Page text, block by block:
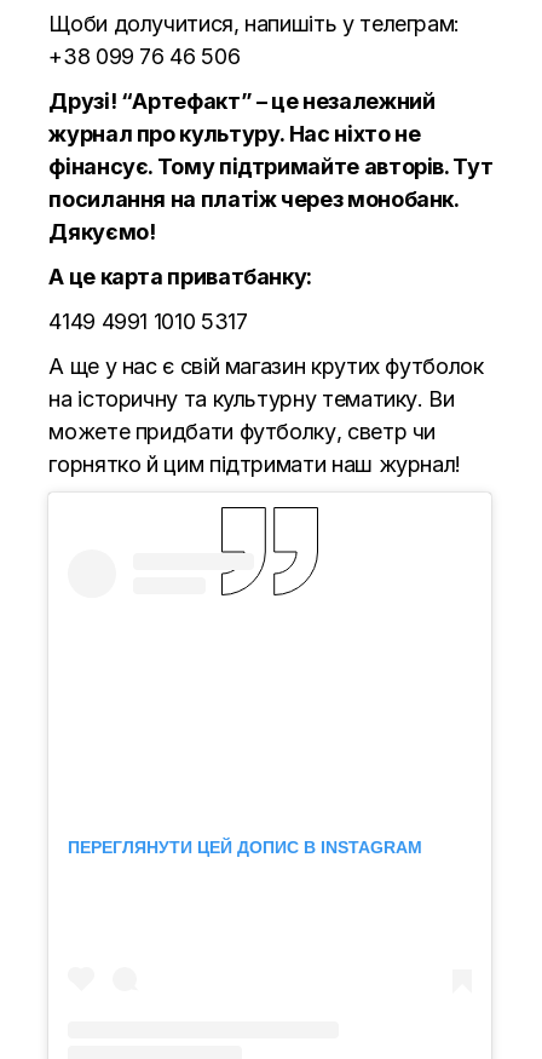
Щоби долучитися, напишіть у телеграм:
+38 099 76 46 506
Друзі! “Артефакт” – це незалежний
журнал про культуру. Нас ніхто не
фінансує. Тому підтримайте авторів.Тут
посилання на платіж через монобанк.
Дякуємо!
А це карта приватбанку:
4149 4991 1010 5317
А ще у нас є свій магазин крутих футболок
на історичну та культурну тематику. Ви
можете придбати футболку, светр чи
горнятко й цим підтримати наш журнал!
ПЕРЕГЛЯНУТИ ЦЕЙ ДОПИС В INSTAGRAM